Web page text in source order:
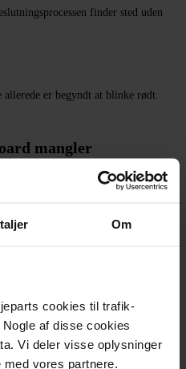
Om
cookies til trafik-
af disse cookies
Vi deler visse oplysninger
vores partnere.
finder sted uden
allerede er begyndt at blinke rødt.
mangler
et komplet opgør med din